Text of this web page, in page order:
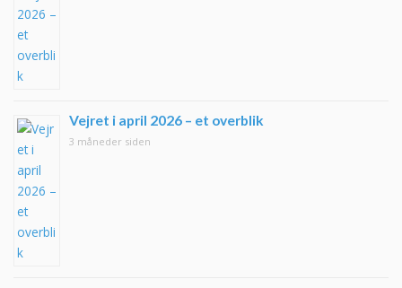
Vejret i april 2026 – et overblik
3 måneder siden